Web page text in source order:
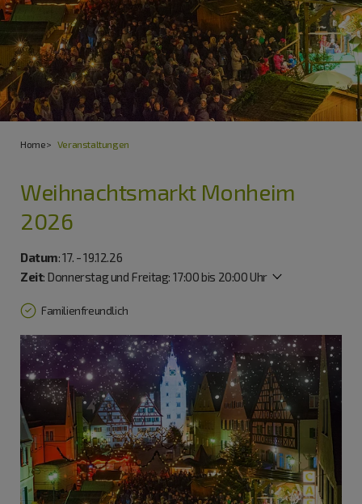
Home Veranstaltungen
Weihnachtsmarkt Monheim
2026
Datum: 17. - 19.12.26
Zeit: Donnerstag und Freitag: 17:00 bis 20:00 Uhr
Familienfreundlich